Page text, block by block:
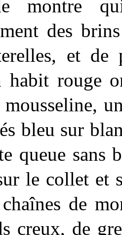
montre
des
et de
habit rouge
bleu sur
queue sans
le collet et
de
creux, de